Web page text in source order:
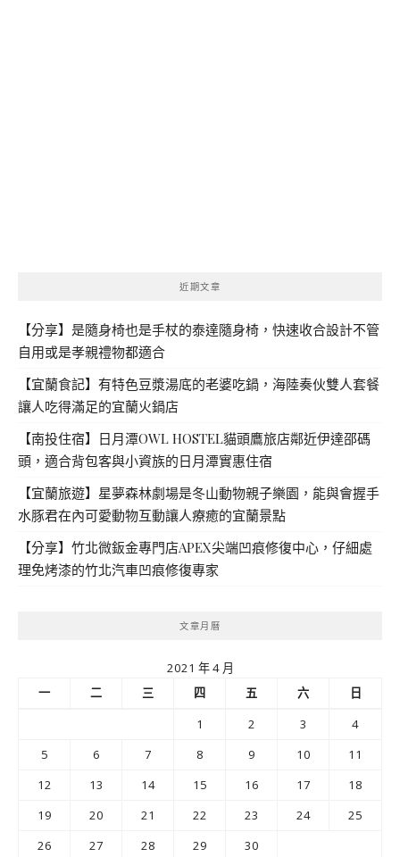
近期文章
【分享】是隨身椅也是手杖的泰達隨身椅，快速收合設計不管
自用或是孝親禮物都適合
【宜蘭食記】有特色豆漿湯底的老婆吃鍋，海陸奏伙雙人套餐
讓人吃得滿足的宜蘭火鍋店
【南投住宿】日月潭OWL HOSTEL貓頭鷹旅店鄰近伊達邵碼
頭，適合背包客與小資族的日月潭實惠住宿
【宜蘭旅遊】星夢森林劇場是冬山動物親子樂園，能與會握手
水豚君在內可愛動物互動讓人療癒的宜蘭景點
【分享】竹北微鈑金專門店APEX尖端凹痕修復中心，仔細處
理免烤漆的竹北汽車凹痕修復專家
文章月曆
2021 年 4 月
一
二 三 四 五 六
日
1
2 3
4
5
6 7 8 9 10
11
12
13 14 15 16 17
18
19
20 21 22 23 24
25
26
27 28 29 30